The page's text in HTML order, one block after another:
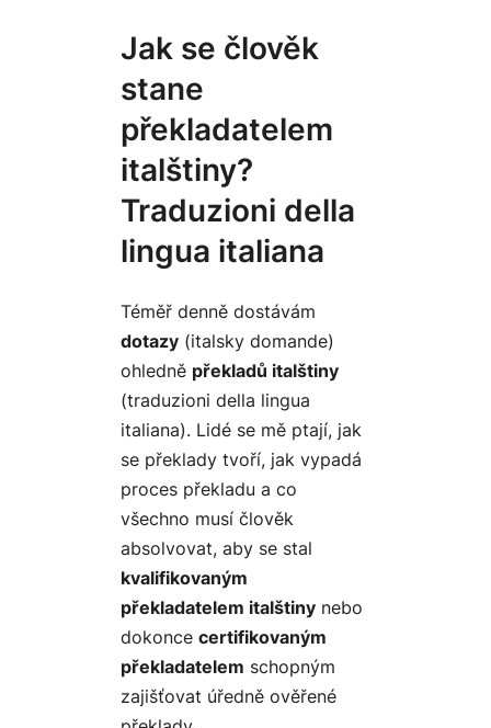
Jak se člověk
stane
překladatelem
italštiny?
Traduzioni della
lingua italiana
Téměř denně dostávám
dotazy (italsky domande)
ohledně překladů italštiny
(traduzioni della lingua
italiana). Lidé se mě ptají, jak
se překlady tvoří, jak vypadá
proces překladu a co
všechno musí člověk
absolvovat, aby se stal
kvalifikovaným
překladatelem italštiny nebo
dokonce certifikovaným
překladatelem schopným
zajišťovat úředně ověřené